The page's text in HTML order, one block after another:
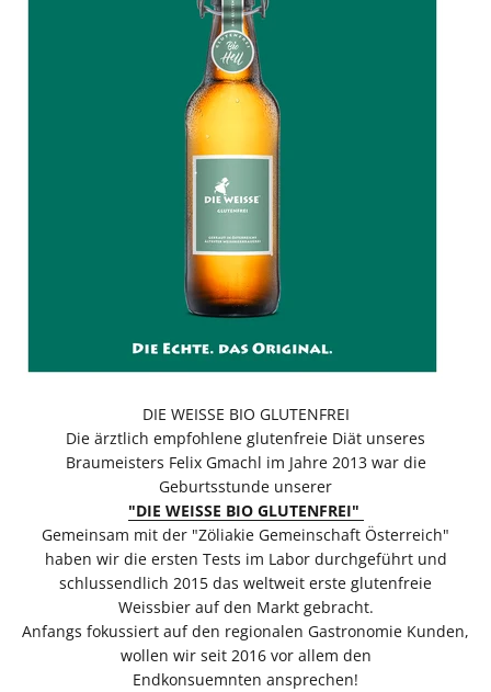
DIE WEISSE BIO GLUTENFREI
Die ärztlich empfohlene glutenfreie Diät unseres
Braumeisters Felix Gmachl im Jahre 2013 war die
Geburtsstunde unserer
"DIE WEISSE BIO GLUTENFREI"
Gemeinsam mit der "Zöliakie Gemeinschaft Österreich"
haben wir die ersten Tests im Labor durchgeführt und
schlussendlich 2015 das weltweit erste glutenfreie
Weissbier auf den Markt gebracht.
Anfangs fokussiert auf den regionalen Gastronomie Kunden,
wollen wir seit 2016 vor allem den
Endkonsuemnten ansprechen!